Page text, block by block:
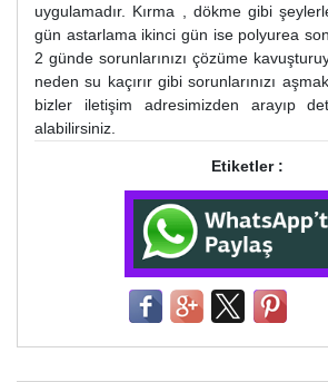
uygulamadır. Kırma , dökme gibi
gün astarlama ikinci gün ise polyurea
2 günde sorunlarınızı çözüme
neden su kaçırır gibi sorunlarınızı
bizler iletişim adresimizden arayıp
alabilirsiniz.
Etiketler :